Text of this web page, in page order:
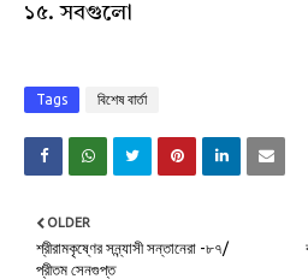
১৫. সবগুলো
Tags বিশেষ বার্তা
OLDER
শ্রীরামকৃষ্ণের সন্ন্যাসী সন্তানেরা -৮৭/
প্রীতম সেনগুপ্ত